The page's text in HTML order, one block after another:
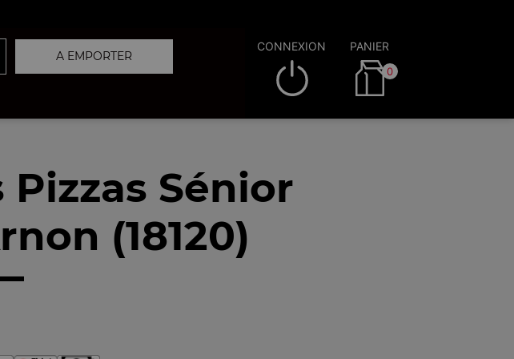
A EMPORTER
CONNEXION PANIER
0
Sénior
(18120)